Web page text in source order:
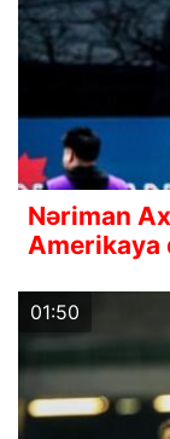
Nəriman
Amerikaya
01:50